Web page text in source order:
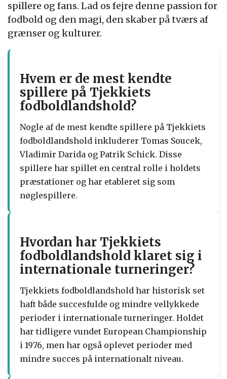
spillere og fans. Lad os fejre denne passion for
fodbold og den magi, den skaber på tværs af
grænser og kulturer.
Hvem er de mest kendte
spillere på Tjekkiets
fodboldlandshold?
Nogle af de mest kendte spillere på Tjekkiets
fodboldlandshold inkluderer Tomas Soucek,
Vladimir Darida og Patrik Schick. Disse
spillere har spillet en central rolle i holdets
præstationer og har etableret sig som
nøglespillere.
Hvordan har Tjekkiets
fodboldlandshold klaret sig i
internationale turneringer?
Tjekkiets fodboldlandshold har historisk set
haft både succesfulde og mindre vellykkede
perioder i internationale turneringer. Holdet
har tidligere vundet European Championship
i 1976, men har også oplevet perioder med
mindre succes på internationalt niveau.